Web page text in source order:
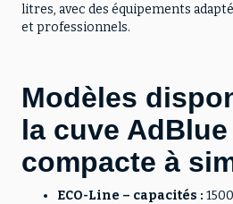
litres, avec des équipements
et professionnels.
Modèles
la cuve AdBlue
compacte à
ECO-Line – capacités :